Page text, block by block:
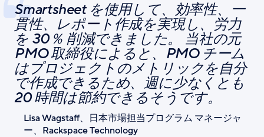
Smartsheet を使用して、効率性、一
貫性、レポート作成を実現し、労力
を 30％ 削減できました。 当社の元
PMO 取締役によると、PMO チーム
はプロジェクトのメトリックを自分
で作成できるため、週に少なくとも
20 時間は節約できるそうです。
Lisa Wagstaff、日本市場担当プログラム マネージャ
ー、Rackspace Technology